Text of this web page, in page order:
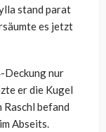
stand parat
es jetzt
Deckung nur
er die Kugel
Raschl befand
Abseits.